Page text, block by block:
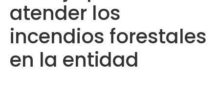
atender los
incendios forestales
en la entidad